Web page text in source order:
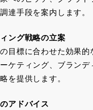
達手段を案内します。
ング戦略の立案
目標に合わせた効果
ケティング、ブラン
を提供します。
アドバイス